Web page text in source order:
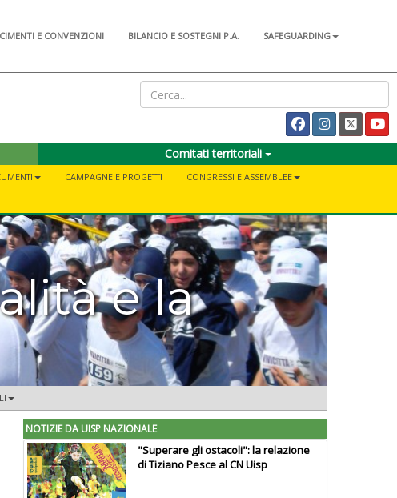
E CONVENZIONI BILANCIO E SOSTEGNI P.A.
SAFEGUARDING
Comitati territoriali
CAMPAGNE E PROGETTI
CONGRESSI E ASSEMBLEE
e la
NOTIZIE DA UISP NAZIONALE
"Superare gli ostacoli": la relazione
di Tiziano Pesce al CN Uisp